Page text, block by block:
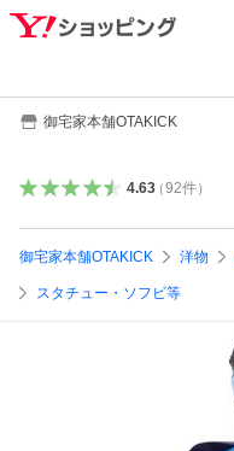
御宅家本舗OTAKICK
4.63（92件）
御宅家本舗OTAKICK 洋物
スタチュー・ソフビ等